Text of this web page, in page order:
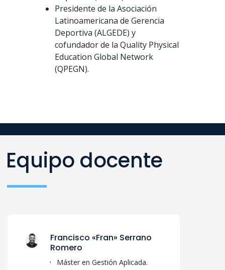
Presidente de la Asociación
Latinoamericana de Gerencia
Deportiva (ALGEDE) y
cofundador de la Quality Physical
Education Global Network
(QPEGN).
Equipo docente
Francisco «Fran» Serrano
Romero
Máster en Gestión Aplicada.